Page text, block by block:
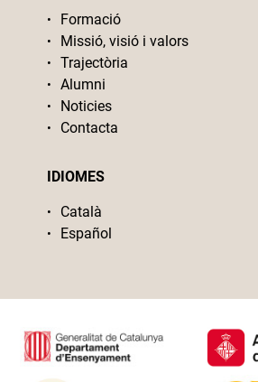
Formació
Missió, visió i valors
Trajectòria
Alumni
Noticies
Contacta
IDIOMES
Català
Español